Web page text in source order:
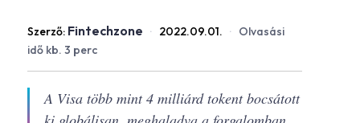
Szerző: Fintechzone · 2022.09.01. · Olvasási
idő kb. 3 perc
A Visa több mint 4 milliárd tokent bocsátott